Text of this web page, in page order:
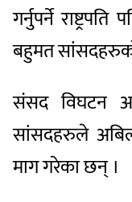
गर्नुपर्ने
बहुमत
संसद विघटन
सांसदहरुले
माग गरेका छन् ।